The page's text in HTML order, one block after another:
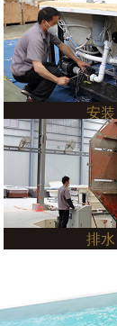
安装
排水